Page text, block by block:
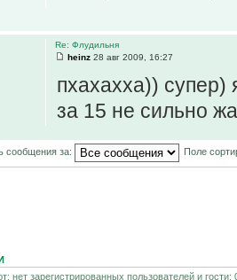
Re: Флудильня
heinz 28 авг 2009, 16:27
пхахахха)) супер)
за 15 не сильно
сообщения за: Поле
нет зарегистрированных пользователей и гости: